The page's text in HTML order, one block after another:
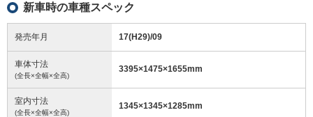
新車時の車種スペック
発売年月 17(H29)/09
車体寸法
(全長×全幅×全高)
3395×1475×1655mm
室内寸法
(全長×全幅×全高)
1345×1345×1285mm